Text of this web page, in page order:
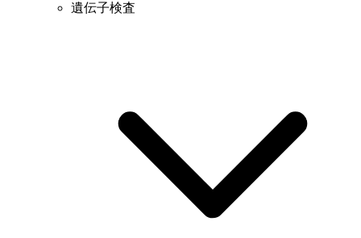
遺伝子検査